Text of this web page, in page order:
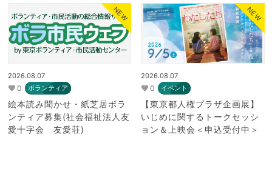
NEW
2026.08.07
0 ボランティア
絵本読み聞かせ・紙芝居ボラ
ンティア募集(社会福祉法人友
愛十字会 友愛荘)
NEW
2026.08.07
0 イベント
【東京都人権プラザ企画展】
いじめに関するトークセッシ
ョン＆上映会＜申込受付中＞